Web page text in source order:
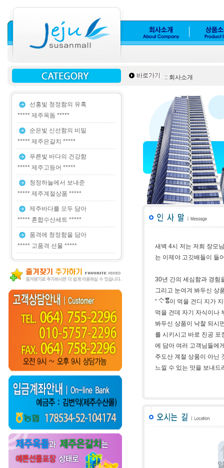
:: 회사소개
선홍빛 청정함의 유혹
***** 제주옥돔 *****
순은빛 신선함의 비밀
***** 제주은갈치 *****
푸른빛 바다의 건강함
***** 제주고등어 *****
청정하늘에서 보내준
***** 제주계절상품 *****
제주바다를 모두 담아
***** 혼합수산세트 *****
품격에 청정함을 담아
***** 고품격 선물 *****
새벽 4시 저는 저희 장모
는 이제야 고깃배들이 들
30년 간의 세심함과 경험
그리고 눈여겨 봐두신 상
“
이 먹을 건디 지가
먹을 건데 자기 자식이나
봐두신 상품이 낙찰 되시
를 시키시고 바로 진공 포
에 담아 여러 고객님들에
주도산 계절 상품이 아닌
느낄 수 있는 맛을 보내드